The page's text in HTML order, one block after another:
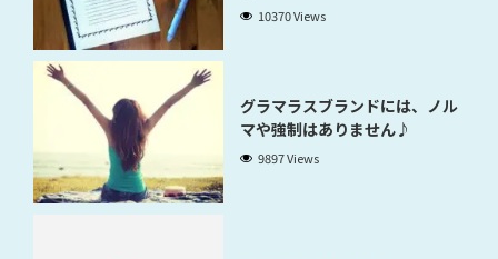
10370 Views
グラマラスブランドには、ノル
マや強制はありません♪
9897 Views